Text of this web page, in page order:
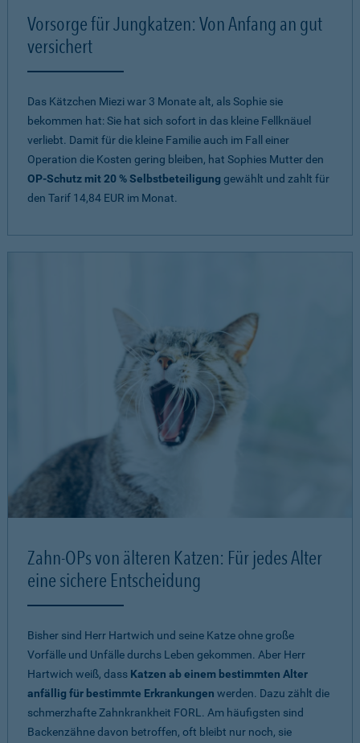
Vorsorge für Jungkatzen: Von Anfang an gut
versichert
Das Kätzchen Miezi war 3 Monate alt, als Sophie sie
bekommen hat: Sie hat sich sofort in das kleine Fellknäuel
verliebt. Damit für die kleine Familie auch im Fall einer
Operation die Kosten gering bleiben, hat Sophies Mutter den
OP-Schutz mit 20 % Selbstbeteiligung gewählt und zahlt für
den Tarif 14,84 EUR im Monat.
Zahn-OPs von älteren Katzen: Für jedes Alter
eine sichere Entscheidung
Bisher sind Herr Hartwich und seine Katze ohne große
Vorfälle und Unfälle durchs Leben gekommen. Aber Herr
Hartwich weiß, dass Katzen ab einem bestimmten Alter
anfällig für bestimmte Erkrankungen werden. Dazu zählt die
schmerzhafte Zahnkrankheit FORL. Am häufigsten sind
Backenzähne davon betroffen, oft bleibt nur noch, sie